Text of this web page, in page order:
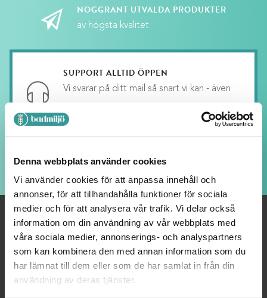
Denna webbplats använder cookies
Vi använder cookies för att anpassa innehåll och
annonser, för att tillhandahålla funktioner för sociala
medier och för att analysera vår trafik. Vi delar också
information om din användning av vår webbplats med
våra sociala medier, annonserings- och analyspartners
som kan kombinera den med annan information som du
har lämnat till dem eller som de har samlat in från din
användning av deras tjänster.
NOGGRANT UTVALDA PRODUKTER
av högsta kvalitet
SUPPORT ALLTID ÖPPEN
Vi svarar på ditt mail så snart vi kan - även
LOJALITETSBONUS
OM OSS
Välkommen till Badmiljö! Här hittar du Badrumstillbehör och
Badrumsinredning av högsta kvalitet.Vi strävar alltid efter